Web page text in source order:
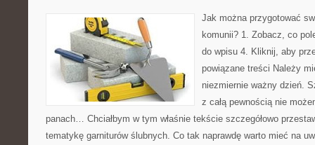
Jak można przygotować
komunii? 1. Zobacz, co
do wpisu 4. Kliknij, aby
powiązane treści Należy
niezmiernie ważny dzień.
z całą pewnością nie
panach… Chciałbym w tym właśnie tekście szczegółowo
tematykę garniturów ślubnych. Co tak naprawdę warto mieć na